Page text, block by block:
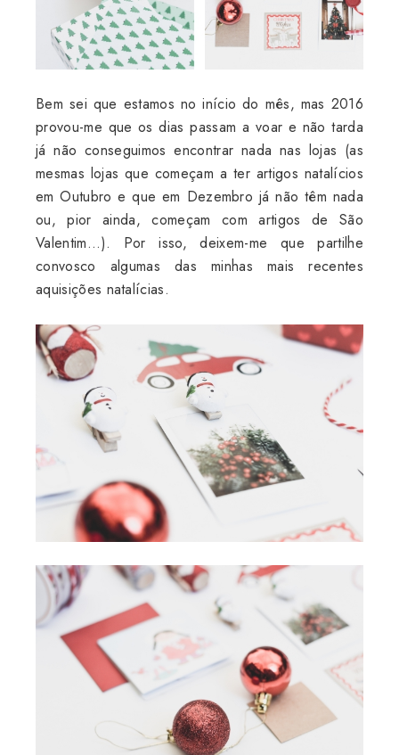
Bem sei que estamos no início do mês, mas 2016
provou-me que os dias passam a voar e não tarda
já não conseguimos encontrar nada nas lojas (as
mesmas lojas que começam a ter artigos natalícios
em Outubro e que em Dezembro já não têm nada
ou, pior ainda, começam com artigos de São
Valentim...). Por isso, deixem-me que partilhe
convosco algumas das minhas mais recentes
aquisições natalícias.